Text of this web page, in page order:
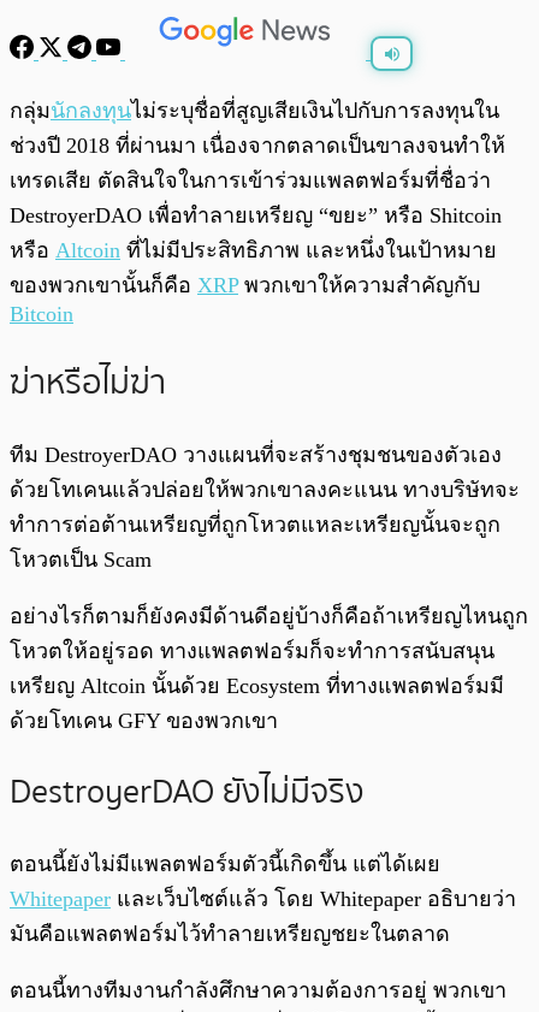
0:00
กลุ่มนักลงทุนไม่ระบุชื่อที่สูญเสียเงินไปกับการลงทุนใน
ช่วงปี 2018 ที่ผ่านมา เนื่องจากตลาดเป็นขาลงจนทำให้
เทรดเสีย ตัดสินใจในการเข้าร่วมแพลตฟอร์มที่ชื่อว่า
DestroyerDAO เพื่อทำลายเหรียญ “ขยะ” หรือ Shitcoin
หรือ Altcoin ที่ไม่มีประสิทธิภาพ และหนึ่งในเป้าหมาย
ของพวกเขานั้นก็คือ XRPพวกเขาให้ความสำคัญกับ
Bitcoin
ฆ่าหรือไม่ฆ่า
ทีม DestroyerDAO วางแผนที่จะสร้างชุมชนของตัวเอง
ด้วยโทเคนแล้วปล่อยให้พวกเขาลงคะแนน ทางบริษัทจะ
ทำการต่อต้านเหรียญที่ถูกโหวตแหละเหรียญนั้นจะถูก
โหวตเป็น Scam
อย่างไรก็ตามก็ยังคงมีด้านดีอยู่บ้างก็คือถ้าเหรียญไหนถูก
โหวตให้อยู่รอด ทางแพลตฟอร์มก็จะทำการสนับสนุน
เหรียญ Altcoin นั้นด้วย Ecosystem ที่ทางแพลตฟอร์มมี
ด้วยโทเคน GFY ของพวกเขา
DestroyerDAO ยังไม่มีจริง
ตอนนี้ยังไม่มีแพลตฟอร์มตัวนี้เกิดขึ้น แต่ได้เผย
Whitepaper และเว็บไซต์แล้ว โดย Whitepaper อธิบายว่า
มันคือแพลตฟอร์มไว้ทำลายเหรียญชยะในตลาด
ตอนนี้ทางทีมงานกำลังศึกษาความต้องการอยู่ พวกเขา